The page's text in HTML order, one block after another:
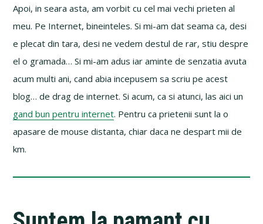
Apoi, in seara asta, am vorbit cu cel mai vechi prieten al
meu. Pe Internet, bineinteles. Si mi-am dat seama ca, desi
e plecat din tara, desi ne vedem destul de rar, stiu despre
el o gramada… Si mi-am adus iar aminte de senzatia avuta
acum multi ani, cand abia incepusem sa scriu pe acest
blog… de drag de internet. Si acum, ca si atunci, las aici un
gand bun pentru internet. Pentru ca prietenii sunt la o
apasare de mouse distanta, chiar daca ne despart mii de
km.